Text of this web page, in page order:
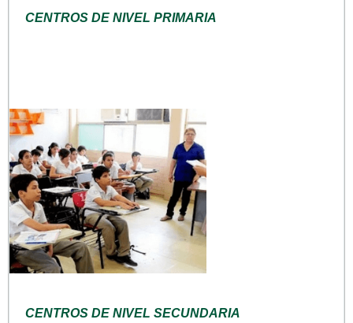
CENTROS DE NIVEL PRIMARIA
CENTROS DE NIVEL SECUNDARIA